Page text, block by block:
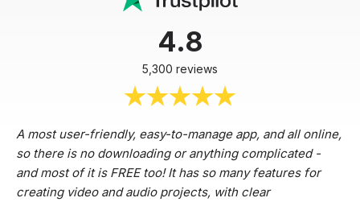
4.8
5,300 reviews
A most user-friendly, easy-to-manage app, and all online,
so there is no downloading or anything complicated -
and most of it is FREE too! It has so many features for
creating video and audio projects, with clear